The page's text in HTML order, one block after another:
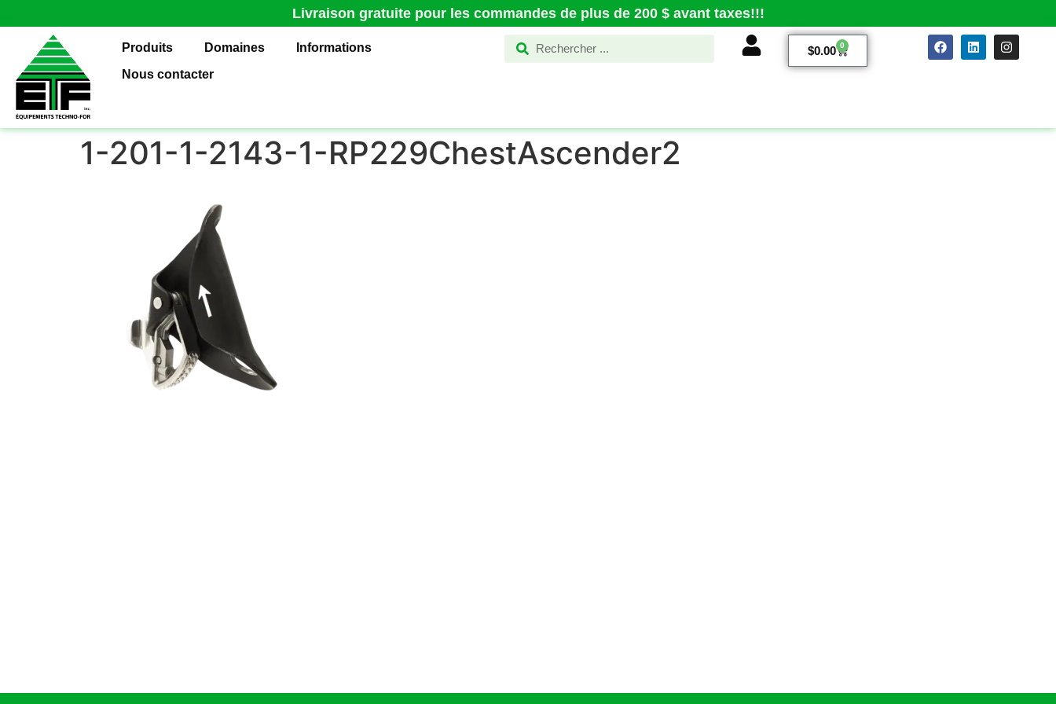
Livraison gratuite pour les commandes de plus de 200 $ avant taxes!!!
Produits Domaines
Informations
Nous contacter
$0.00 0
1-201-1-2143-1-RP229ChestAscender2